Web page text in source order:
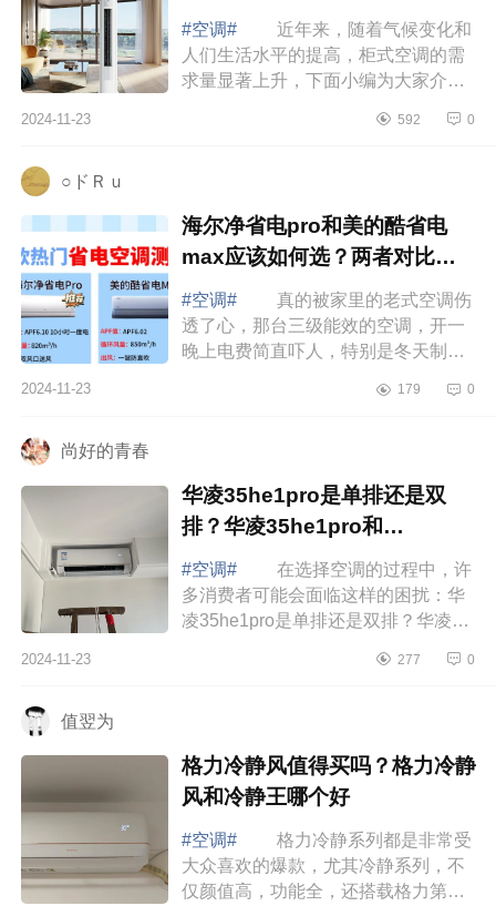
#空调#
近年来，随着气候变化和
人们生活水平的提高，柜式空调的需
求量显著上升，下面小编为大家介绍
柜机和海尔柜机哪个效果好些 柜
2024-11-23 592 0
○ドＲｕ
海尔净省电pro和美的酷省电
max应该如何选？两者对比哪
款好
#空调#
真的被家里的老式空调伤
透了心，那台三级能效的空调，开一
晚上电费简直吓人，特别是冬天制热
有了被这老式空调“背刺”的经历，我...
2024-11-23 179 0
尚好的青春
华凌35he1pro是单排还是双
排？华凌35he1pro和
n8he1pro区别
#空调#
在选择空调的过程中，许
多消费者可能会面临这样的困扰：华
凌35he1pro是单排还是双排？华凌
35he1pro和n8he1pro区别 华凌
2024-11-23 277 0
值翌为
格力冷静风值得买吗？格力冷静
风和冷静王哪个好
#空调#
格力冷静系列都是非常受
大众喜欢的爆款，尤其冷静系列，不
仅颜值高，功能全，还搭载格力第二